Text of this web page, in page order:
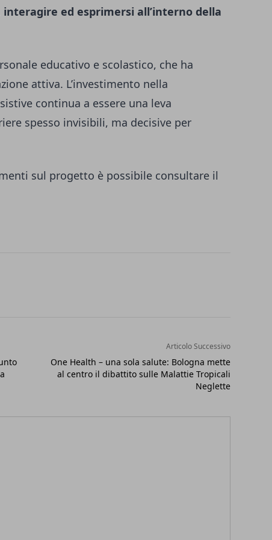
interagire ed esprimersi all’interno della
educativo e scolastico, che ha
attiva. L’investimento nella
continua a essere una leva
spesso invisibili, ma decisive per
sul progetto è possibile consultare il
Articolo Successivo
One Health – una sola salute: Bologna mette
al centro il dibattito sulle Malattie Tropicali
Neglette